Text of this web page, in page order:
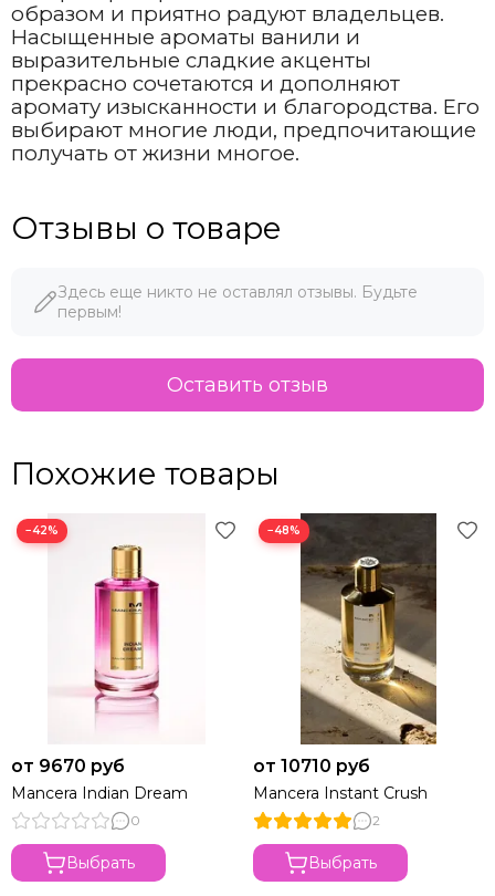
образом и приятно радуют владельцев.
Насыщенные ароматы ванили и
выразительные сладкие акценты
прекрасно сочетаются и дополняют
аромату изысканности и благородства. Его
выбирают многие люди, предпочитающие
получать от жизни многое.
Отзывы о товаре
Здесь еще никто не оставлял отзывы. Будьте
первым!
Оставить отзыв
Похожие товары
−42%
от 9670 руб
Mancera Indian Dream
0
Выбрать
−48%
от 10710 руб
Mancera Instant Crush
2
Выбрать